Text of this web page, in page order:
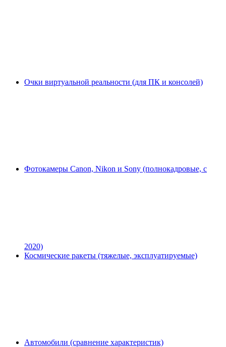
Очки виртуальной реальности (для ПК и консолей)
Фотокамеры Canon, Nikon и Sony (полнокадровые, с
2020)
Космические ракеты (тяжелые, эксплуатируемые)
Автомобили (сравнение характеристик)